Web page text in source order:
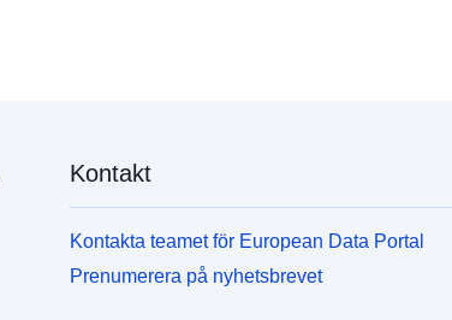
Kontakt
Kontakta teamet för European Data Portal
Prenumerera på nyhetsbrevet